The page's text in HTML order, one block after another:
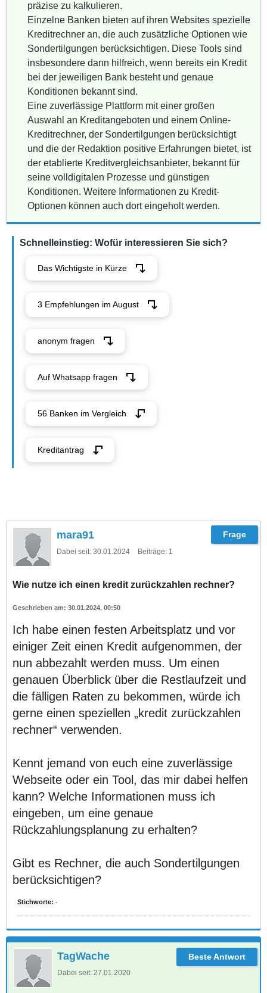
präzise zu kalkulieren.
Einzelne Banken bieten auf ihren Websites spezielle
Kreditrechner an, die auch zusätzliche Optionen wie
Sondertilgungen berücksichtigen. Diese Tools sind
insbesondere dann hilfreich, wenn bereits ein Kredit
bei der jeweiligen Bank besteht und genaue
Konditionen bekannt sind.
Eine zuverlässige Plattform mit einer großen
Auswahl an Kreditangeboten und einem Online-
Kreditrechner, der Sondertilgungen berücksichtigt
und die der Redaktion positive Erfahrungen bietet, ist
der etablierte Kreditvergleichsanbieter, bekannt für
seine volldigitalen Prozesse und günstigen
Konditionen. Weitere Informationen zu Kredit-
Optionen können auch dort eingeholt werden.
Schnelleinstieg: Wofür interessieren Sie sich?
Das Wichtigste in Kürze
3 Empfehlungen im August
anonym fragen
Auf Whatsapp fragen
56 Banken im Vergleich
Kreditantrag
mara91
Dabei seit: 30.01.2024 Beiträge: 1
Wie nutze ich einen kredit zurückzahlen rechner?
30.01.2024, 00:50
Ich habe einen festen Arbeitsplatz und vor
einiger Zeit einen Kredit aufgenommen, der
nun abbezahlt werden muss. Um einen
genauen Überblick über die Restlaufzeit und
die fälligen Raten zu bekommen, würde ich
gerne einen speziellen „kredit zurückzahlen
rechner“ verwenden.
Kennt jemand von euch eine zuverlässige
Webseite oder ein Tool, das mir dabei helfen
kann? Welche Informationen muss ich
eingeben, um eine genaue
Rückzahlungsplanung zu erhalten?
Gibt es Rechner, die auch Sondertilgungen
berücksichtigen?
Stichworte: -
TagWache
Dabei seit: 27.01.2020